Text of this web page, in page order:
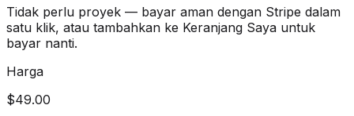
Tidak perlu proyek — bayar aman dengan Stripe dalam
satu klik, atau tambahkan ke Keranjang Saya untuk
bayar nanti.
Harga
$49.00